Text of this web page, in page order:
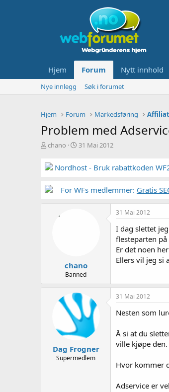
Hjem Forum Nytt innhold
Nye innlegg Søk i forumet
Hjem Forum Markedsføring
Problem med
T
å
d
t
chano
S
r
d
31 Mai 2012
Nordhost - Bruk rabattkoden
For WFs medlemmer: Gratis
chano
Banned
31 Mai 2012
I dag slettet
flesteparten
Er det noen
Ellers vil jeg si
Dag Frogner
Supermedlem
31 Mai 2012
Nesten som
Å si at du
ville kjøpe den.
Hvor kommer
Adservice er